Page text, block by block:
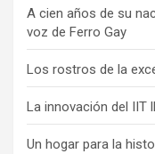
A cien años de su
voz de Ferro Gay
Los rostros de la
La innovación del IIT
Un hogar para la